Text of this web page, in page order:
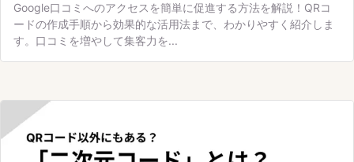
Google口コミへのアクセスを簡単に促進する方法を解説！QRコ
ードの作成手順から効果的な活用法まで、わかりやすく紹介しま
す。口コミを増やして集客力を...